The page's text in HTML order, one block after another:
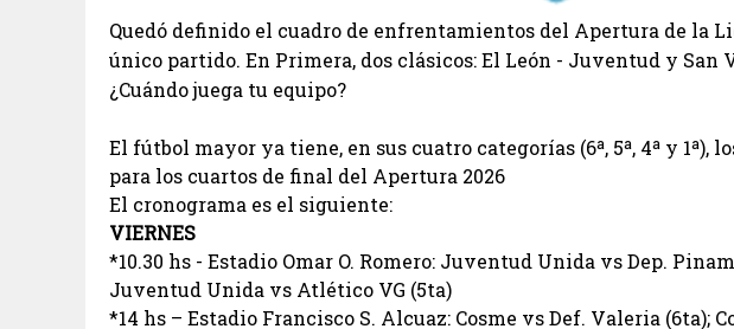
Quedó definido el cuadro de enfrentamientos del Apertura de la
único partido. En Primera, dos clásicos: El León - Juventud y
¿Cuándo juega tu equipo?
El fútbol mayor ya tiene, en sus cuatro categorías (6ª, 5ª, 4ª y 1ª),
para los cuartos de final del Apertura 2026
El cronograma es el siguiente:
VIERNES
*10.30 hs - Estadio Omar O. Romero: Juventud Unida vs Dep.
Juventud Unida vs Atlético VG (5ta)
*14 hs – Estadio Francisco S. Alcuaz: Cosme vs Def. Valeria (6ta);